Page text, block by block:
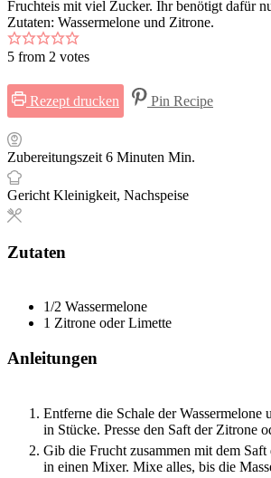
Fruchteis mit viel Zucker. Ihr benötigt dafür
Zutaten: Wassermelone und Zitrone.
5 from 2 votes
Rezept drucken Pin Recipe
Zubereitungszeit 6 Minuten Min.
Gericht Kleinigkeit, Nachspeise
Zutaten
1/2 Wassermelone
1 Zitrone oder Limette
Anleitungen
Entferne die Schale der Wassermelone
in Stücke. Presse den Saft der Zitrone
Gib die Frucht zusammen mit dem
in einen Mixer. Mixe alles, bis die